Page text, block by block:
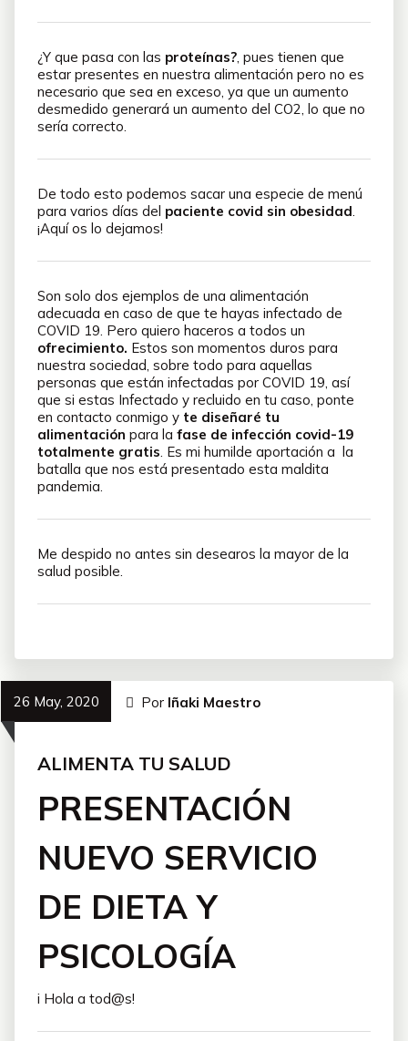
¿Y que pasa con las proteínas?, pues tienen que
estar presentes en nuestra alimentación pero no es
necesario que sea en exceso, ya que un aumento
desmedido generará un aumento del CO2, lo que no
sería correcto.
De todo esto podemos sacar una especie de menú
para varios días del paciente covid sin obesidad.
¡Aquí os lo dejamos!
Son solo dos ejemplos de una alimentación
adecuada en caso de que te hayas infectado de
COVID 19. Pero quiero haceros a todos un
ofrecimiento. Estos son momentos duros para
nuestra sociedad, sobre todo para aquellas
personas que están infectadas por COVID 19, así
que si estas Infectado y recluido en tu caso, ponte
en contacto conmigo y te diseñaré tu
alimentación para la fase de infección covid-19
totalmente gratis. Es mi humilde aportación a la
batalla que nos está presentado esta maldita
pandemia.
Me despido no antes sin desearos la mayor de la
salud posible.
26 May, 2020 Por Iñaki Maestro
ALIMENTA TU SALUD
PRESENTACIÓN
NUEVO SERVICIO
DE DIETA Y
PSICOLOGÍA
i Hola a tod@s!